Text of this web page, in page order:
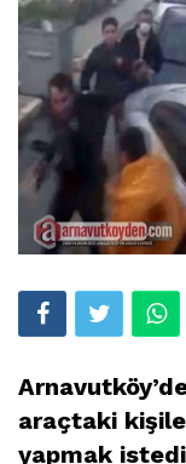
araçtaki
yapmak